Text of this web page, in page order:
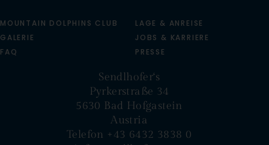
MOUNTAIN DOLPHINS CLUB
GALERIE
FAQ
LAGE & ANREISE
JOBS & KARRIERE
PRESSE
Sendlhofer‘s
Pyrkerstraße 34
5630 Bad Hofgastein
Austria
Telefon +43 6432 3838 0